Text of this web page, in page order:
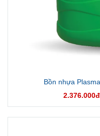
Bồn nhựa
2.376.000đ